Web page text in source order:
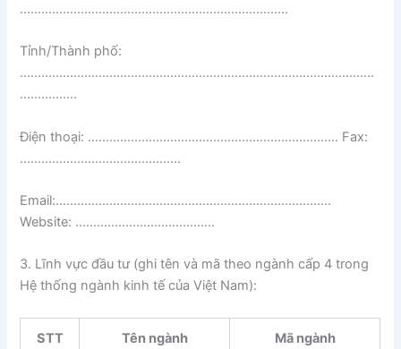
…………………………………………………………………
Tỉnh/Thành phố:
………………………………………………………………………………………
…………….
Điện thoại: ……………………………………………………………. Fax:
………………………………………
Email:…………………………………………………………………..
Website: …………………………………
3. Lĩnh vực đầu tư (ghi tên và mã theo ngành cấp 4 trong
Hệ thống ngành kinh tế của Việt Nam):
STT Tên ngành Mã ngành